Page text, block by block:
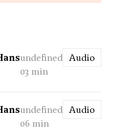
undefined
03 min
Audio
undefined
06 min
Audio